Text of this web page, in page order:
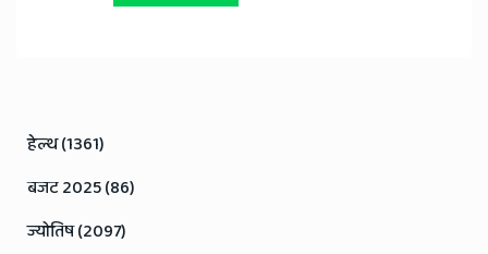
हेल्थ (1361)
बजट 2025 (86)
ज्योतिष (2097)